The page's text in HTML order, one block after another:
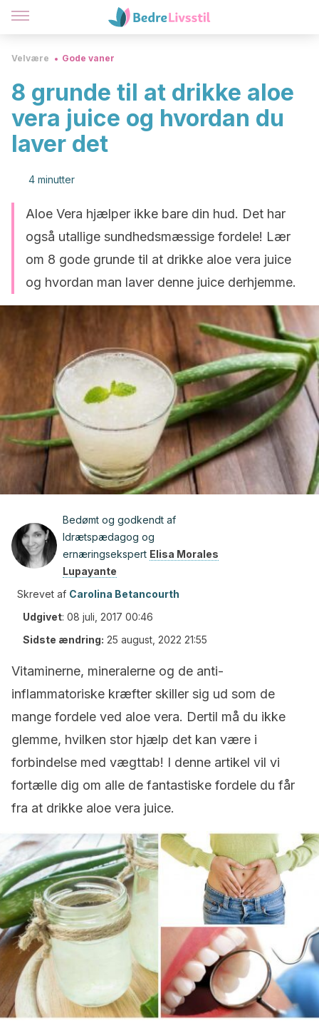
Velvære Gode vaner
8 grunde til at drikke aloe
vera juice og hvordan du
laver det
4 minutter
Aloe Vera hjælper ikke bare din hud. Det har
også utallige sundhedsmæssige fordele! Lær
om 8 gode grunde til at drikke aloe vera juice
og hvordan man laver denne juice derhjemme.
Bedømt og godkendt af
Idrætspædagog og
ernæringsekspert Elisa Morales
Lupayante
Skrevet af Carolina Betancourth
Udgivet: 08 juli, 2017 00:46
Sidste ændring: 25 august, 2022 21:55
Vitaminerne, mineralerne og de anti-
inflammatoriske kræfter skiller sig ud som de
mange fordele ved aloe vera. Dertil må du ikke
glemme, hvilken stor hjælp det kan være i
forbindelse med vægttab! I denne artikel vil vi
fortælle dig om alle de fantastiske fordele du får
fra at drikke aloe vera juice.